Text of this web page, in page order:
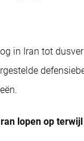
in Iran tot
lopen op